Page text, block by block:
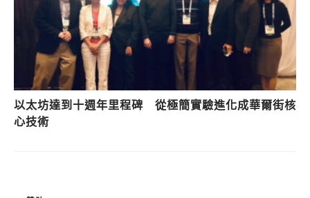
以太坊達到十週年里程碑 從極簡實驗進化成華爾街核
心技術